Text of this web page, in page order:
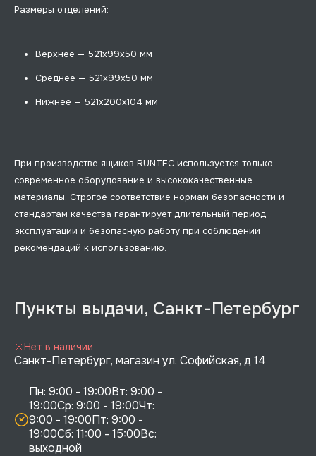
Размеры отделений:
Верхнее — 521х99х50 мм
Среднее — 521х99х50 мм
Нижнее — 521х200х104 мм
При производстве ящиков RUNTEC используется только
современное оборудование и высококачественные
материалы. Строгое соответствие нормам безопасности и
стандартам качества гарантирует длительный период
эксплуатации и безопасную работу при соблюдении
рекомендаций к использованию.
Пункты выдачи, Санкт-Петербург
Санкт-Петербург, магазин ул. Софийская, д 14
Пн: 9:00 - 19:00Вт: 9:00 -
19:00Ср: 9:00 - 19:00Чт:
9:00 - 19:00Пт: 9:00 -
19:00Сб: 11:00 - 15:00Вс:
выходной
Нет в наличии